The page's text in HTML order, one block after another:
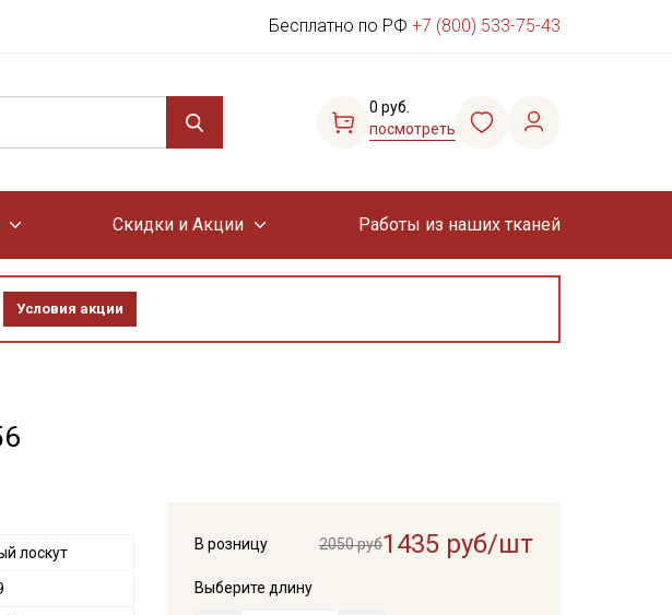
Бесплатно по РФ +7 (800) 533-75-43
0 руб.
посмотреть
Скидки и Акции Работы из наших тканей
Условия акции
В розницу 2050 руб1435 руб/шт
Выберите длину
лоскут